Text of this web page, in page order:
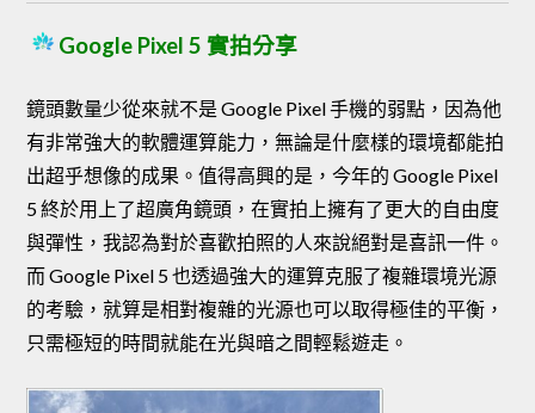
Google Pixel 5 實拍分享
鏡頭數量少從來就不是 Google Pixel 手機的弱點，因為他
有非常強大的軟體運算能力，無論是什麼樣的環境都能拍
出超乎想像的成果。值得高興的是，今年的 Google Pixel
5 終於用上了超廣角鏡頭，在實拍上擁有了更大的自由度
與彈性，我認為對於喜歡拍照的人來說絕對是喜訊一件。
而 Google Pixel 5 也透過強大的運算克服了複雜環境光源
的考驗，就算是相對複雜的光源也可以取得極佳的平衡，
只需極短的時間就能在光與暗之間輕鬆遊走。